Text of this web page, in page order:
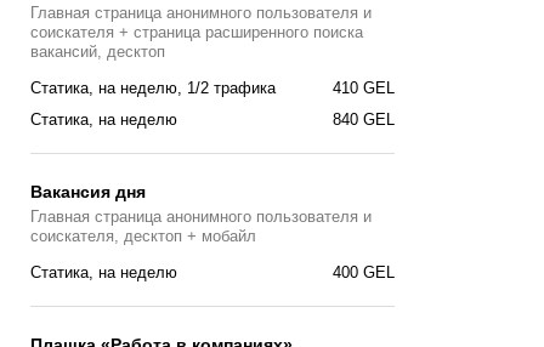
Главная страница анонимного пользователя и
соискателя + страница расширенного поиска
вакансий, десктоп
410 GEL
Статика, на неделю, 1/2 трафика
840 GEL
Статика, на неделю
Вакансия дня
Главная страницa анонимного пользователя и
соискателя, десктоп + мобайл
400 GEL
Cтатика, на неделю